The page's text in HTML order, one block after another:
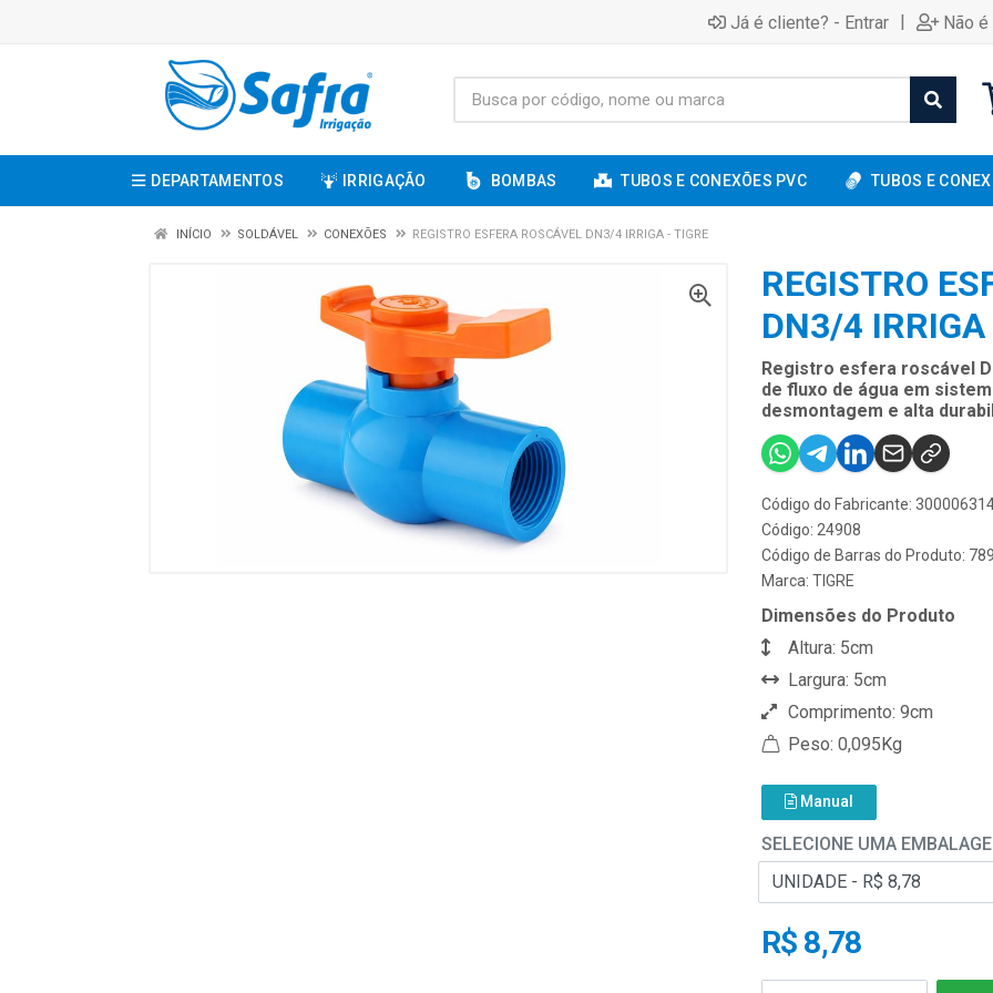
Já é cliente? - Entrar | Não
DEPARTAMENTOS IRRIGAÇÃO BOMBAS TUBOS E CONEXÕES PVC TUBOS E
INÍCIO SOLDÁVEL CONEXÕES REGISTRO ESFERA ROSCÁVEL DN3/4 IRRIGA - TIGRE
REGISTRO
DN3/4
Registro esfera roscável
de fluxo de água em
desmontagem e alta
Código do Fabricante:
Código: 24908
Código de Barras do Produto:
Marca: TIGRE
Dimensões do Produto
Altura: 5cm
Largura: 5cm
Comprimento: 9cm
Peso: 0,095Kg
Manual
SELECIONE UMA
R$ 8,78